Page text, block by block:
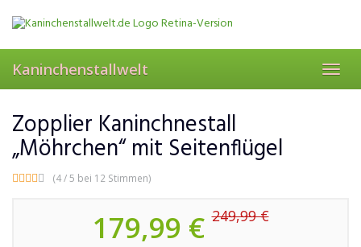
Kaninchenstallwelt
Zopplier Kaninchnestall
„Möhrchen“ mit Seitenflügel
(4 / 5 bei 12 Stimmen)
179,99 €249,99 €